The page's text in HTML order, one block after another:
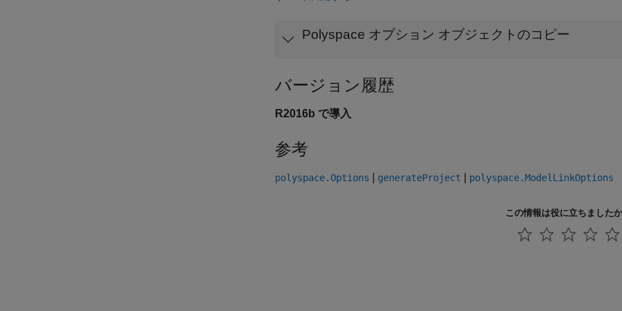
Polyspace オプション オブジェクトのコピー
バージョン履歴
R2016b で導入
参考
polyspace.Options generateProject polyspace.ModelLinkOptions
この情報は役に立ちました